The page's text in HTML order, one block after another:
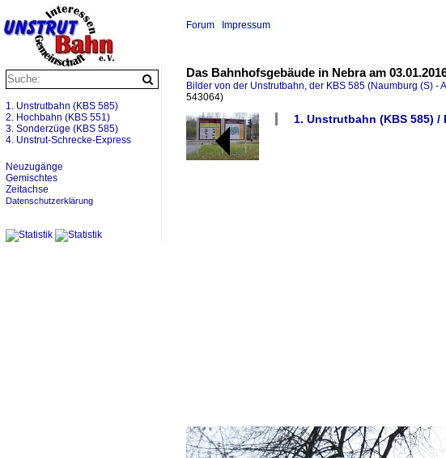
Forum Impressum
Das Bahnhofsgebäude in Nebra am
Bilder von der Unstrutbahn, der KBS 585 (Naumburg (S) -
543064)
1. Unstrutbahn (KBS 585)
1. Unstrutbahn (KBS 585)
2. Hochbahn (KBS 551)
3. Sonderzüge (KBS 585)
4. Unstrut-Schrecke-Express
Neuzugänge
Gemischtes
Zeitachse
Datenschutzerklärung